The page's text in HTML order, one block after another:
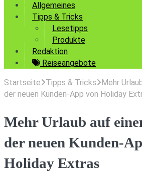
Allgemeines
Tipps & Tricks
Lesetipps
Produkte
Redaktion
Reiseangebote
Startseite Tipps & Tricks
Mehr
der neuen Kunden-App von Holiday
Mehr Urlaub auf
der neuen Kunden-
Holiday Extras